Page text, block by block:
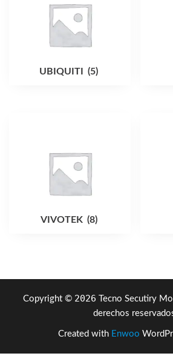
UBIQUITI (5)
VIVOTEK (8)
Copyright © 2026 Tecno Secutiry
derechos
Created with Enwoo